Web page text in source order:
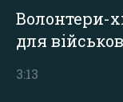
Волонтери-
для
3:13